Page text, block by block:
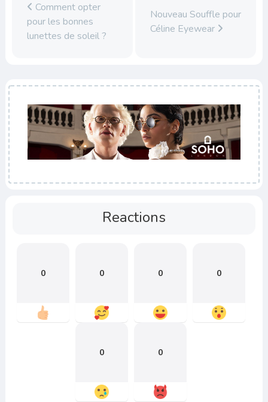
Comment opter
pour les bonnes
lunettes de soleil ?
Nouveau Souffle pour
Céline Eyewear
Reactions
0 0 0 0
0 0